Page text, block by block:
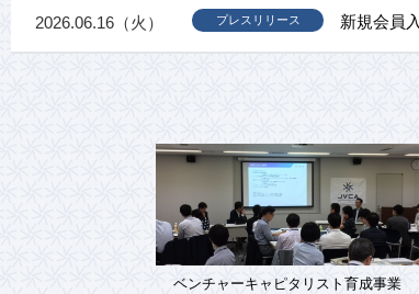
新規会員
プレスリリース
2026.06.16（火）
ベンチャーキャピタリスト育成事業